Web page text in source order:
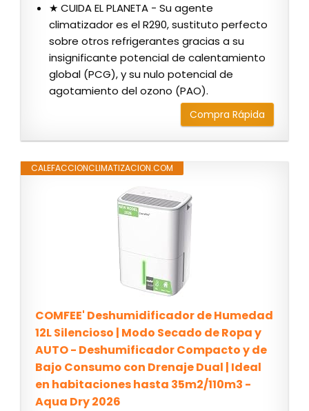
★ CUIDA EL PLANETA - Su agente
climatizador es el R290, sustituto perfecto
sobre otros refrigerantes gracias a su
insignificante potencial de calentamiento
global (PCG), y su nulo potencial de
agotamiento del ozono (PAO).
Compra Rápida
CALEFACCIONCLIMATIZACION.COM
COMFEE' Deshumidificador de Humedad
12L Silencioso | Modo Secado de Ropa y
AUTO - Deshumificador Compacto y de
Bajo Consumo con Drenaje Dual | Ideal
en habitaciones hasta 35m2/110m3 -
Aqua Dry 2026